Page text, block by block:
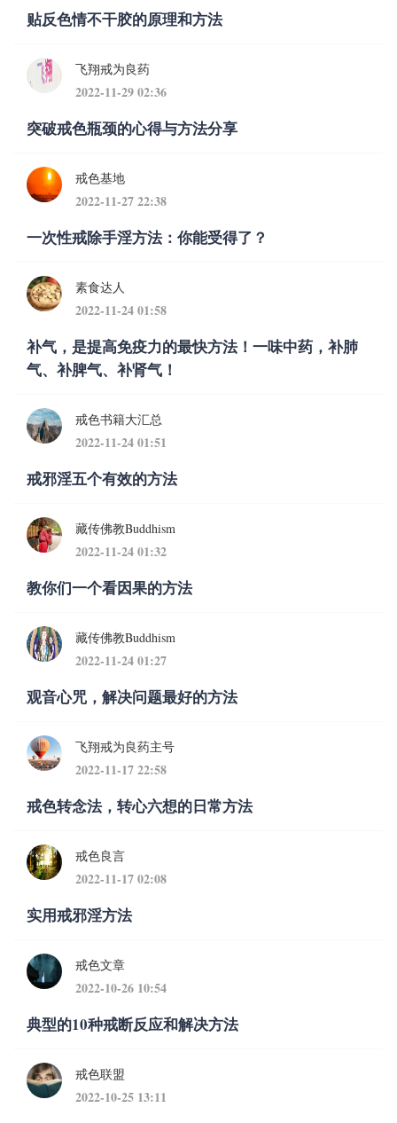
贴反色情不干胶的原理和方法
飞翔戒为良药
2022-11-29 02:36
突破戒色瓶颈的心得与方法分享
戒色基地
2022-11-27 22:38
一次性戒除手淫方法：你能受得了？
素食达人
2022-11-24 01:58
补气，是提高免疫力的最快方法！一味中药，补肺
气、补脾气、补肾气！
戒色书籍大汇总
2022-11-24 01:51
戒邪淫五个有效的方法
藏传佛教Buddhism
2022-11-24 01:32
教你们一个看因果的方法
藏传佛教Buddhism
2022-11-24 01:27
观音心咒，解决问题最好的方法
飞翔戒为良药主号
2022-11-17 22:58
戒色转念法，转心六想的日常方法
戒色良言
2022-11-17 02:08
实用戒邪淫方法
戒色文章
2022-10-26 10:54
典型的10种戒断反应和解决方法
戒色联盟
2022-10-25 13:11